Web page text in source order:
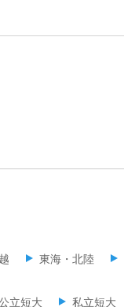
東海・北陸
立短大 私立短大